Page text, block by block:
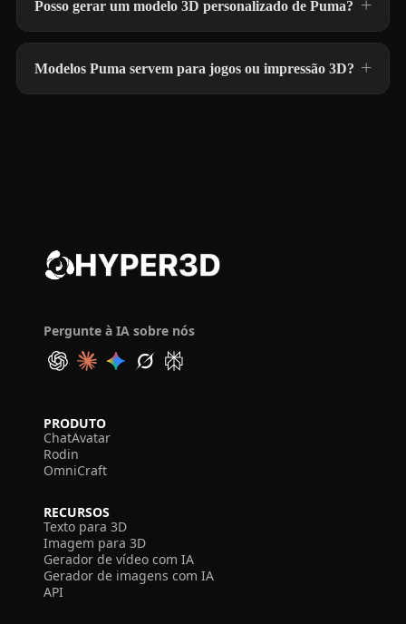
Posso gerar um modelo 3D personalizado de Puma?
Modelos Puma servem para jogos ou impressão 3D?
Pergunte à IA sobre nós
PRODUTO
ChatAvatar
Rodin
OmniCraft
RECURSOS
Texto para 3D
Imagem para 3D
Gerador de vídeo com IA
Gerador de imagens com IA
API